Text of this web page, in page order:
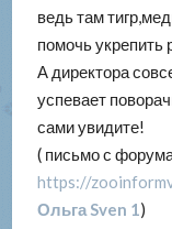
ведь там
помочь укрепить
А директора
успевает
сами увидите!
( письмо с
https://
Ольга Sven 1)